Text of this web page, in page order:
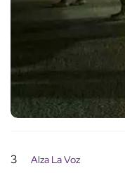
3 Alza La Voz